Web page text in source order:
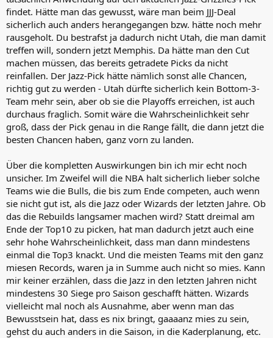
picken kann, ist echt absurd. Screw Job.
findet. Hätte man das gewusst, wäre man beim JJJ-Deal
sicherlich auch anders herangegangen bzw. hätte noch mehr
rausgeholt. Du bestrafst ja dadurch nicht Utah, die man damit
treffen will, sondern jetzt Memphis. Da hätte man den Cut
machen müssen, das bereits getradete Picks da nicht
reinfallen. Der Jazz-Pick hätte nämlich sonst alle Chancen,
richtig gut zu werden - Utah dürfte sicherlich kein Bottom-3-
Team mehr sein, aber ob sie die Playoffs erreichen, ist auch
durchaus fraglich. Somit wäre die Wahrscheinlichkeit sehr
groß, dass der Pick genau in die Range fällt, die dann jetzt die
besten Chancen haben, ganz vorn zu landen.
Über die kompletten Auswirkungen bin ich mir echt noch
unsicher. Im Zweifel will die NBA halt sicherlich lieber solche
Teams wie die Bulls, die bis zum Ende competen, auch wenn
sie nicht gut ist, als die Jazz oder Wizards der letzten Jahre. Ob
das die Rebuilds langsamer machen wird? Statt dreimal am
Ende der Top10 zu picken, hat man dadurch jetzt auch eine
sehr hohe Wahrscheinlichkeit, dass man dann mindestens
einmal die Top3 knackt. Und die meisten Teams mit den ganz
miesen Records, waren ja in Summe auch nicht so mies. Kann
mir keiner erzählen, dass die Jazz in den letzten Jahren nicht
mindestens 30 Siege pro Saison geschafft hätten. Wizards
vielleicht mal noch als Ausnahme, aber wenn man das
Bewusstsein hat, dass es nix bringt, gaaaanz mies zu sein,
gehst du auch anders in die Saison, in die Kaderplanung, etc.